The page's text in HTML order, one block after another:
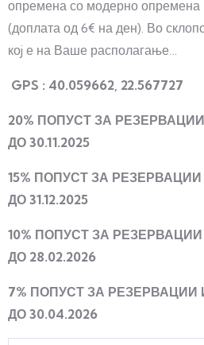
опремена со модерно
(доплата од 6€ на ден). Во
коj е на Ваше располагање…
GPS : 40.059662, 22.567727
20% ПОПУСТ ЗА
ДО 30.11.2025
15% ПОПУСТ ЗА
ДО 31.12.2025
10% ПОПУСТ ЗА
ДО 28.02.2026
7% ПОПУСТ ЗА
ДО 30.04.2026